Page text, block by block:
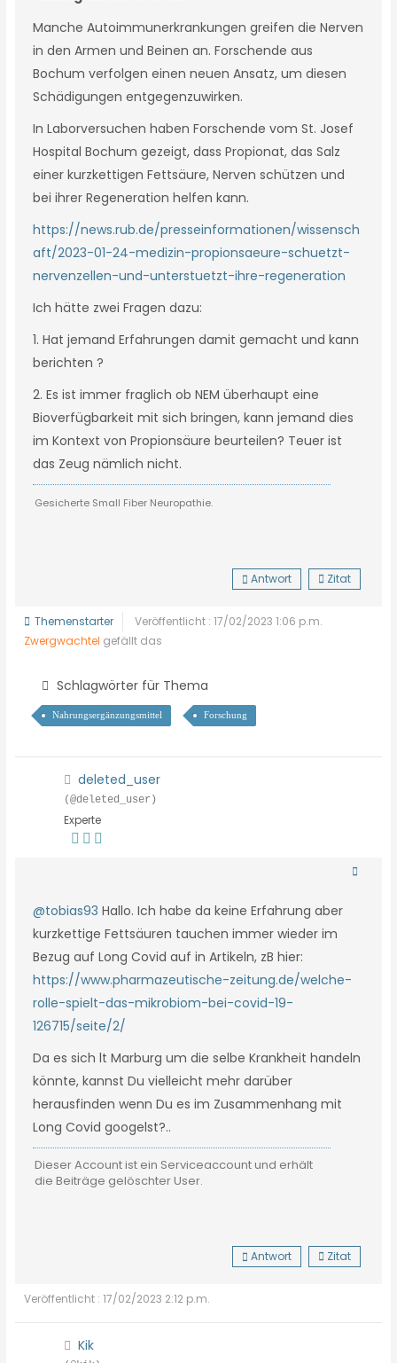
Manche Autoimmunerkrankungen greifen die Nerven
in den Armen und Beinen an. Forschende aus
Bochum verfolgen einen neuen Ansatz, um diesen
Schädigungen entgegenzuwirken.
In Laborversuchen haben Forschende vom St. Josef
Hospital Bochum gezeigt, dass Propionat, das Salz
einer kurzkettigen Fettsäure, Nerven schützen und
bei ihrer Regeneration helfen kann.
https://news.rub.de/presseinformationen/wissensch
aft/2023-01-24-medizin-propionsaeure-schuetzt-
nervenzellen-und-unterstuetzt-ihre-regeneration
Ich hätte zwei Fragen dazu:
1. Hat jemand Erfahrungen damit gemacht und kann
berichten ?
2. Es ist immer fraglich ob NEM überhaupt eine
Bioverfügbarkeit mit sich bringen, kann jemand dies
im Kontext von Propionsäure beurteilen? Teuer ist
das Zeug nämlich nicht.
Gesicherte Small Fiber Neuropathie.
Antwort Zitat
Themenstarter
Veröffentlicht : 17/02/2023 1:06 p.m.
Zwergwachtel gefällt das
Schlagwörter für Thema
Nahrungsergänzungsmittel Forschung
deleted_user
(@deleted_user)
Experte
@tobias93 Hallo. Ich habe da keine Erfahrung aber
kurzkettige Fettsäuren tauchen immer wieder im
Bezug auf Long Covid auf in Artikeln, zB hier:
https://www.pharmazeutische-zeitung.de/welche-
rolle-spielt-das-mikrobiom-bei-covid-19-
126715/seite/2/
Da es sich lt Marburg um die selbe Krankheit handeln
könnte, kannst Du vielleicht mehr darüber
herausfinden wenn Du es im Zusammenhang mit
Long Covid googelst?..
Dieser Account ist ein Serviceaccount und erhält
die Beiträge gelöschter User.
Antwort Zitat
Veröffentlicht : 17/02/2023 2:12 p.m.
Kik